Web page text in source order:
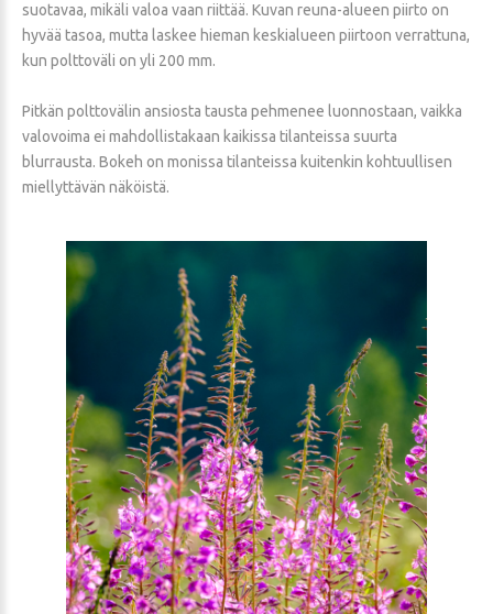
suotavaa, mikäli valoa vaan riittää. Kuvan reuna-alueen piirto on
hyvää tasoa, mutta laskee hieman keskialueen piirtoon verrattuna,
kun polttoväli on yli 200 mm.
Pitkän polttovälin ansiosta tausta pehmenee luonnostaan, vaikka
valovoima ei mahdollistakaan kaikissa tilanteissa suurta
blurrausta. Bokeh on monissa tilanteissa kuitenkin kohtuullisen
miellyttävän näköistä.